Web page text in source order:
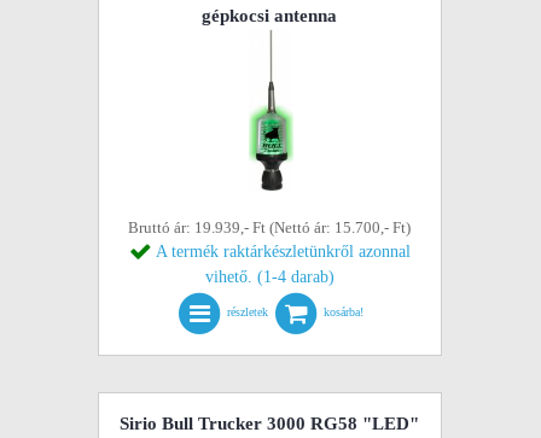
gépkocsi antenna
Bruttó ár: 19.939,- Ft (Nettó ár: 15.700,- Ft)
A termék raktárkészletünkről azonnal
vihető. (1-4 darab)
részletek kosárba!
Sirio Bull Trucker 3000 RG58 "LED"